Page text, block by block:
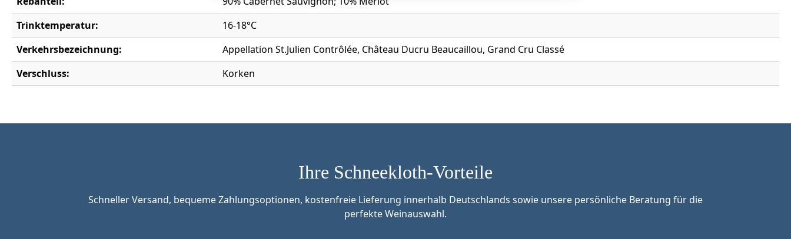
Trinktemperatur:
16-18°C
Verkehrsbezeichnung:
Appellation St.Julien Contrôlée, Château Ducru Beaucaillou, Grand Cru Classé
Verschluss:
Korken
Ihre Schneekloth-Vorteile
Schneller Versand, bequeme Zahlungsoptionen, kostenfreie Lieferung innerhalb Deutschlands sowie unsere persönliche Beratung für die
perfekte Weinauswahl.